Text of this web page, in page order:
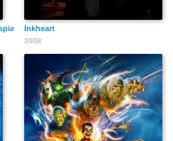
Inkheart
2008